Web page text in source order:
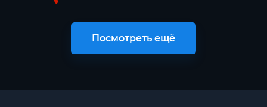
Посмотреть ещё